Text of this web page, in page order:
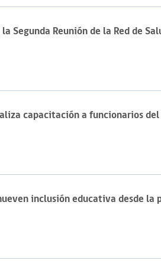
Segunda Reunión de la Red de
capacitación a funcionarios del
inclusión educativa desde la